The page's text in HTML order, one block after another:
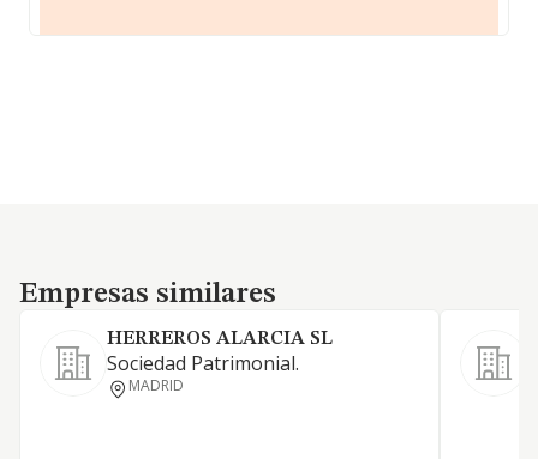
Empresas similares
Empresas similares
HERREROS ALARCIA SL
Sociedad Patrimonial.
MADRID